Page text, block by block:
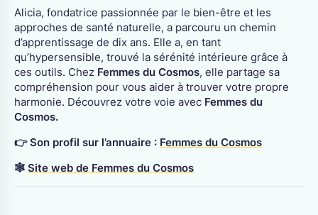
Alicia, fondatrice passionnée par le bien-être et les
approches de santé naturelle, a parcouru un chemin
d’apprentissage de dix ans. Elle a, en tant
qu’hypersensible, trouvé la sérénité intérieure grâce à
ces outils. Chez Femmes du Cosmos, elle partage sa
compréhension pour vous aider à trouver votre propre
harmonie. Découvrez votre voie avec Femmes du
Cosmos.
👉 Son profil sur l’annuaire : Femmes du Cosmos
🕸 Site web de Femmes du Cosmos